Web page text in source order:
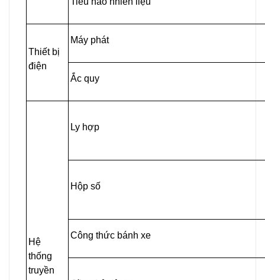
Thiết bị
điện
Máy phát
Ắc quy
Hệ
thống
truyền
Ly hợp
Hộp số
Công thức bánh xe